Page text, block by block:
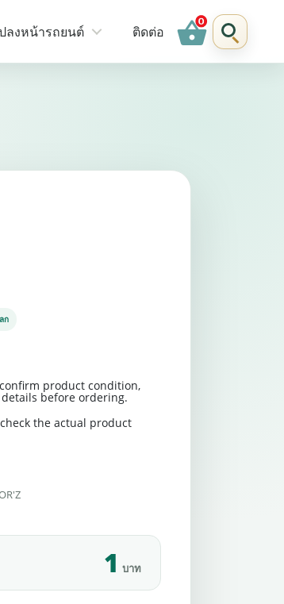
ลงหน้ารถยนต์ ติดต่อ shopping_basket
ก
product condition,
before ordering.
the actual product
1 บาท